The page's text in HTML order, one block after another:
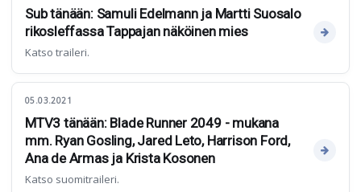
Sub tänään: Samuli Edelmann ja Martti Suosalo
rikosleffassa Tappajan näköinen mies
Katso traileri.
05.03.2021
MTV3 tänään: Blade Runner 2049 - mukana
mm. Ryan Gosling, Jared Leto, Harrison Ford,
Ana de Armas ja Krista Kosonen
Katso suomitraileri.